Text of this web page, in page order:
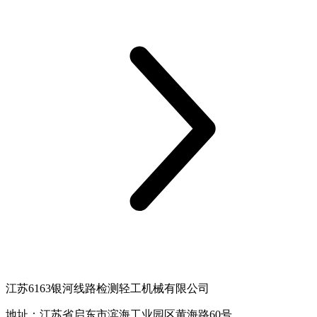
江苏6163银河线路检测轻工机械有限公司